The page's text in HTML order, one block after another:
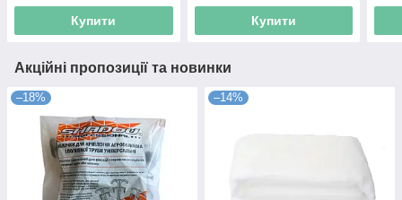
Купити Купити
Акційні пропозиції та новинки
–18% –14%